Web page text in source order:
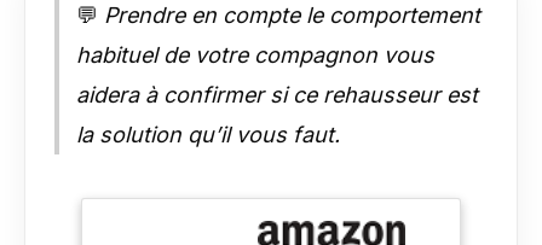
chien un voyage
confortable.
Utilisation
multifonctionnelle :
avec des sacs de
rangement sur les
pouvez placer des
jouets pour animaux
💬 Prendre en compte le comportement
habituel de votre compagnon vous
aidera à confirmer si ce rehausseur est
la solution qu’il vous faut.